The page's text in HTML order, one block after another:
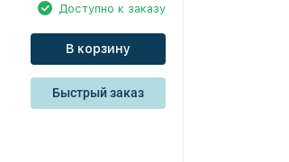
Доступно к заказу
В корзину
Быстрый заказ